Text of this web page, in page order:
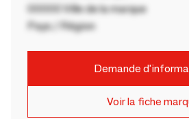
00000 Ville de la marque
Pays / Région
Demande
Voir la fiche